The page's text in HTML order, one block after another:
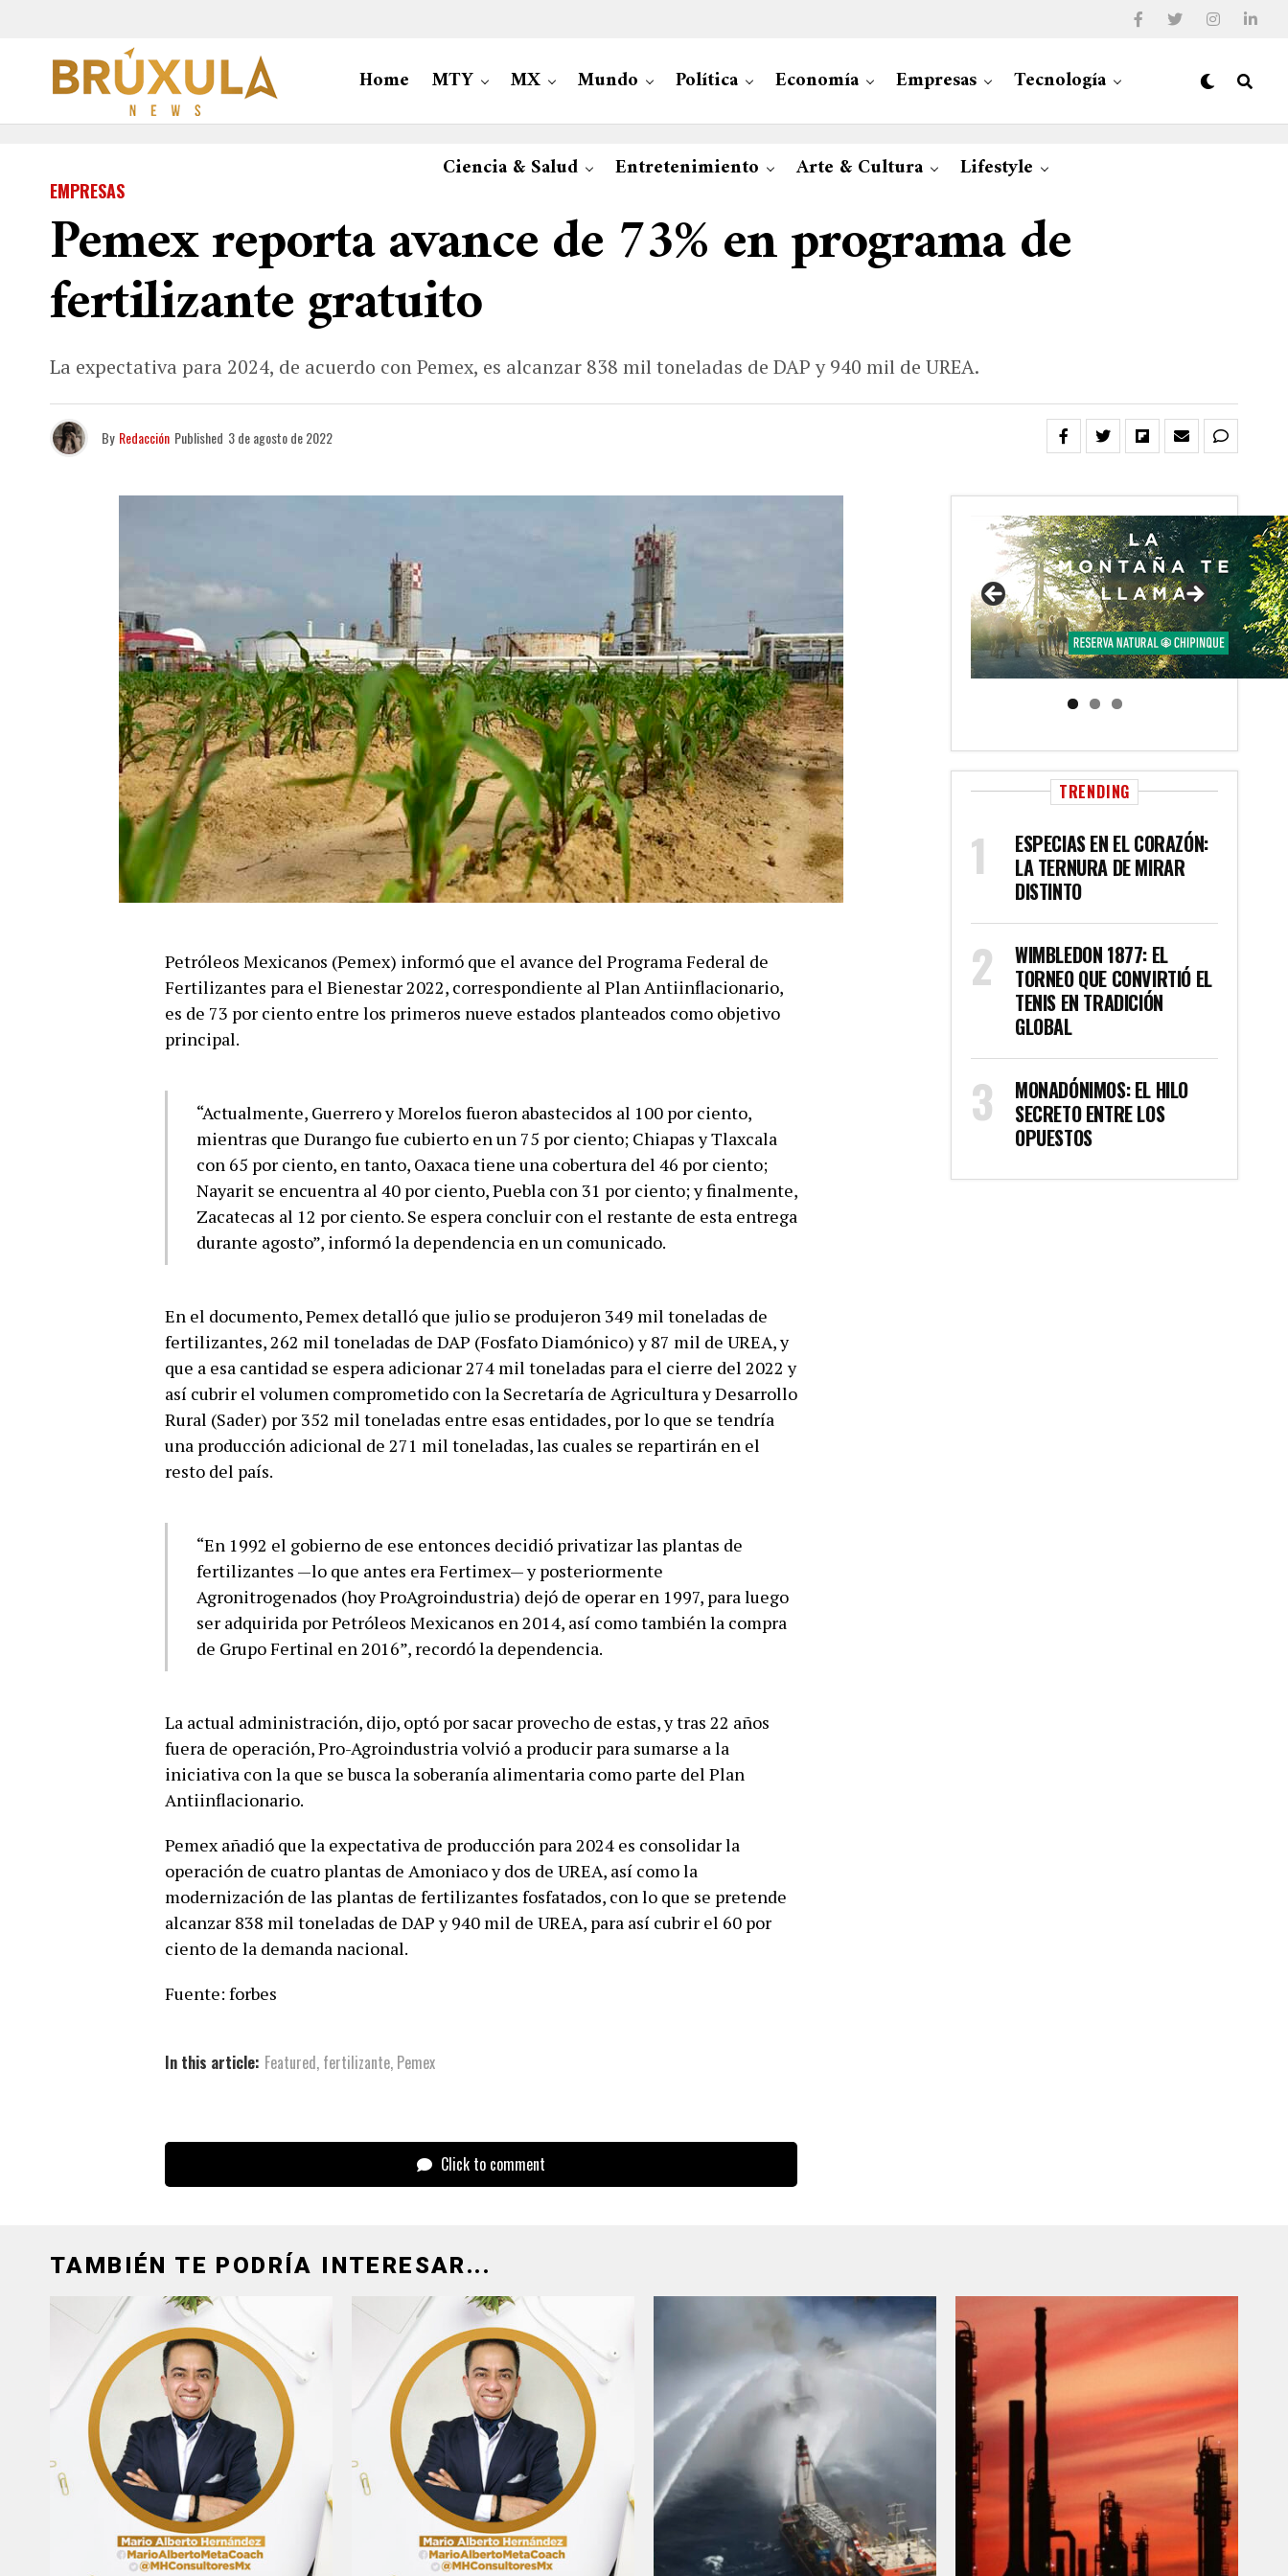
Home MTY MX Mundo Política Economía Empresas Tecnología
Ciencia & Salud Entretenimiento Arte & Cultura Lifestyle
EMPRESAS
Pemex reporta avance de 73% en programa de
fertilizante gratuito
La expectativa para 2024, de acuerdo con Pemex, es alcanzar 838 mil toneladas de DAP y 940 mil de UREA.
By Redacción Published 3 de agosto de 2022
Petróleos Mexicanos (Pemex) informó que el avance del Programa Federal de
Fertilizantes para el Bienestar 2022, correspondiente al Plan Antiinflacionario,
es de 73 por ciento entre los primeros nueve estados planteados como objetivo
principal.
“Actualmente, Guerrero y Morelos fueron abastecidos al 100 por ciento,
mientras que Durango fue cubierto en un 75 por ciento; Chiapas y Tlaxcala
con 65 por ciento, en tanto, Oaxaca tiene una cobertura del 46 por ciento;
Nayarit se encuentra al 40 por ciento, Puebla con 31 por ciento; y finalmente,
Zacatecas al 12 por ciento. Se espera concluir con el restante de esta entrega
durante agosto”, informó la dependencia en un comunicado.
En el documento, Pemex detalló que julio se produjeron 349 mil toneladas de
fertilizantes, 262 mil toneladas de DAP (Fosfato Diamónico) y 87 mil de UREA, y
que a esa cantidad se espera adicionar 274 mil toneladas para el cierre del 2022 y
así cubrir el volumen comprometido con la Secretaría de Agricultura y Desarrollo
Rural (Sader) por 352 mil toneladas entre esas entidades, por lo que se tendría
una producción adicional de 271 mil toneladas, las cuales se repartirán en el
resto del país.
“En 1992 el gobierno de ese entonces decidió privatizar las plantas de
fertilizantes —lo que antes era Fertimex— y posteriormente
Agronitrogenados (hoy ProAgroindustria) dejó de operar en 1997, para luego
ser adquirida por Petróleos Mexicanos en 2014, así como también la compra
de Grupo Fertinal en 2016”, recordó la dependencia.
La actual administración, dijo, optó por sacar provecho de estas, y tras 22 años
fuera de operación, Pro-Agroindustria volvió a producir para sumarse a la
iniciativa con la que se busca la soberanía alimentaria como parte del Plan
Antiinflacionario.
Pemex añadió que la expectativa de producción para 2024 es consolidar la
operación de cuatro plantas de Amoniaco y dos de UREA, así como la
modernización de las plantas de fertilizantes fosfatados, con lo que se pretende
alcanzar 838 mil toneladas de DAP y 940 mil de UREA, para así cubrir el 60 por
ciento de la demanda nacional.
Fuente: forbes
In this article: Featured, fertilizante, Pemex
Click to comment
TRENDING
ESPECIAS EN EL CORAZÓN:
LA TERNURA DE MIRAR
DISTINTO
WIMBLEDON 1877: EL
TORNEO QUE CONVIRTIÓ EL
TENIS EN TRADICIÓN
GLOBAL
MONADÓNIMOS: EL HILO
SECRETO ENTRE LOS
OPUESTOS
TAMBIÉN TE PODRÍA INTERESAR...